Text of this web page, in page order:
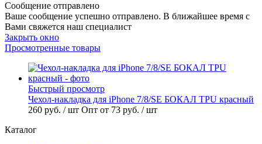
Сообщение отправлено
Ваше сообщение успешно отправлено. В ближайшее время с
Вами свяжется наш специалист
Закрыть окно
Просмотренные товары
Быстрый просмотр
Чехол-накладка для iPhone 7/8/SE БОКАЛ TPU красный
260 руб. / шт Опт от 73 руб. / шт
Каталог